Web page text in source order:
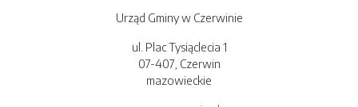
Urząd Gminy w Czerwinie
ul. Plac Tysiąclecia 1
07-407, Czerwin
mazowieckie